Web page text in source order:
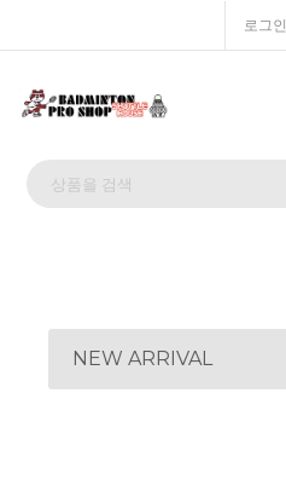
로그인
NEW ARRIVAL